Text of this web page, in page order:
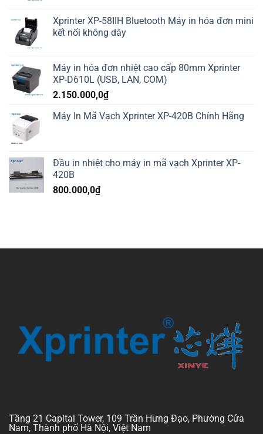
Xprinter XP-58IIH Bluetooth Máy in hóa đơn mini
kết nối không dây
Máy in hóa đơn nhiệt cao cấp 80mm Xprinter
XP-D610L (USB, LAN, COM)
2.150.000,0₫
Máy In Mã Vạch Xprinter XP-420B Chính Hãng
Đầu in nhiệt cho máy in mã vạch Xprinter XP-
420B
800.000,0₫
Tầng 21 Capital Tower, 109 Trần Hưng Đạo, Phường Cửa
Nam, Thành phố Hà Nội, Việt Nam